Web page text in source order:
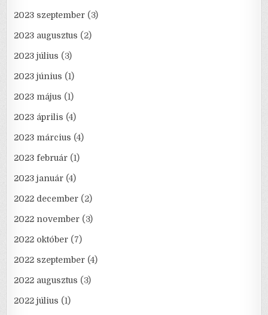
2023 szeptember (3)
2023 augusztus (2)
2023 július (3)
2023 június (1)
2023 május (1)
2023 április (4)
2023 március (4)
2023 február (1)
2023 január (4)
2022 december (2)
2022 november (3)
2022 október (7)
2022 szeptember (4)
2022 augusztus (3)
2022 július (1)